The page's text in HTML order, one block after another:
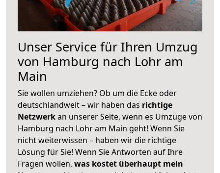
Unser Service für Ihren Umzug
von Hamburg nach Lohr am
Main
Sie wollen umziehen? Ob um die Ecke oder
deutschlandweit – wir haben das richtige
Netzwerkan unserer Seite, wenn es Umzüge von
Hamburg nach Lohr am Main geht! Wenn Sie
nicht weiterwissen – haben wir die richtige
Lösung für Sie! Wenn Sie Antworten auf Ihre
Fragen wollen, was kostet überhaupt mein